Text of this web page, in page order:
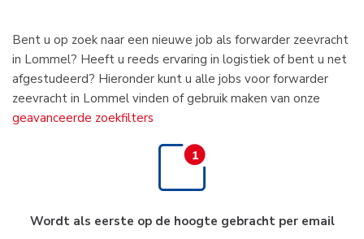
Bent u op zoek naar een nieuwe job als forwarder zeevracht
in Lommel? Heeft u reeds ervaring in logistiek of bent u net
afgestudeerd? Hieronder kunt u alle jobs voor forwarder
zeevracht in Lommel vinden of gebruik maken van onze
geavanceerde zoekfilters
Wordt als eerste op de hoogte gebracht per email